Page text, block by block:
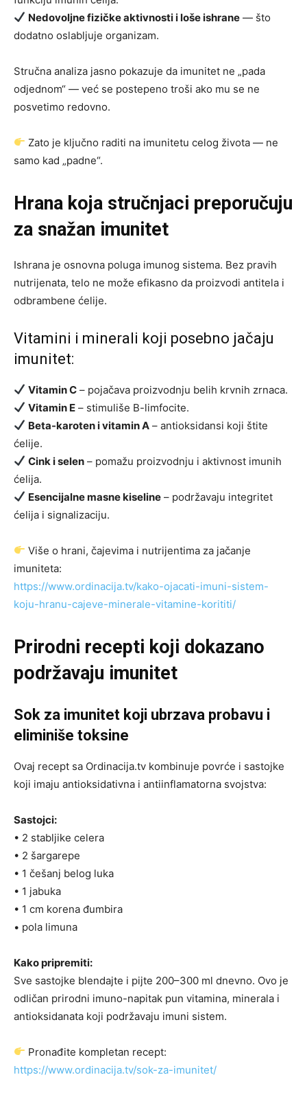
Nedovoljne fizičke aktivnosti i loše ishrane — što
dodatno oslabljuje organizam.
Stručna analiza jasno pokazuje da imunitet ne „pada
odjednom“ — već se postepeno troši ako mu se ne
posvetimo redovno.
Zato je ključno raditi na imunitetu celog života — ne
samo kad „padne“.
Hrana koja stručnjaci preporučuju
za snažan imunitet
Ishrana je osnovna poluga imunog sistema. Bez pravih
nutrijenata, telo ne može efikasno da proizvodi antitela i
odbrambene ćelije.
Vitamini i minerali koji posebno jačaju
imunitet:
Vitamin C – pojačava proizvodnju belih krvnih zrnaca.
Vitamin E – stimuliše B-limfocite.
Beta-karoten i vitamin A – antioksidansi koji štite
ćelije.
Cink i selen – pomažu proizvodnju i aktivnost imunih
ćelija.
Esencijalne masne kiseline – podržavaju integritet
ćelija i signalizaciju.
Više o hrani, čajevima i nutrijentima za jačanje
imuniteta:
https://www.ordinacija.tv/kako-ojacati-imuni-sistem-
koju-hranu-cajeve-minerale-vitamine-korititi/
Prirodni recepti koji dokazano
podržavaju imunitet
Sok za imunitet koji ubrzava probavu i
eliminiše toksine
Ovaj recept sa Ordinacija.tv kombinuje povrće i sastojke
koji imaju antioksidativna i antiinflamatorna svojstva:
Sastojci:
• 2 stabljike celera
• 2 šargarepe
• 1 češanj belog luka
• 1 jabuka
• 1 cm korena đumbira
• pola limuna
Kako pripremiti:
Sve sastojke blendajte i pijte 200–300 ml dnevno. Ovo je
odličan prirodni imuno-napitak pun vitamina, minerala i
antioksidanata koji podržavaju imuni sistem.
Pronađite kompletan recept:
https://www.ordinacija.tv/sok-za-imunitet/